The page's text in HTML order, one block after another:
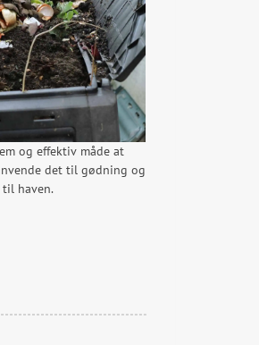
og effektiv måde at
det til gødning og
haven.